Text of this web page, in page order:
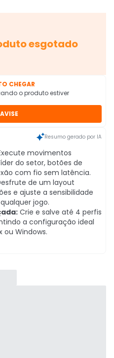
esgotado
CHEGAR
o produto estiver
Resumo gerado por IA
movimentos
do setor, botões de
com fio sem latência.
de um layout
e ajuste a sensibilidade
jogo.
Crie e salve até 4 perfis
a configuração ideal
ou Windows.